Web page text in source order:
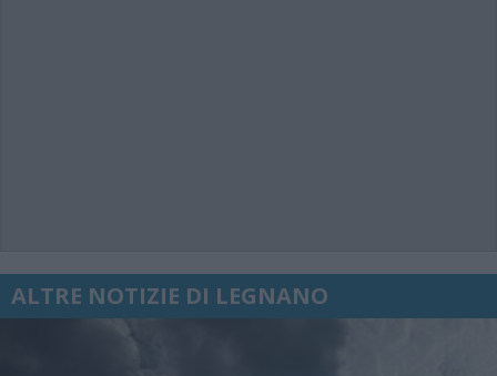
ALTRE NOTIZIE DI LEGNANO